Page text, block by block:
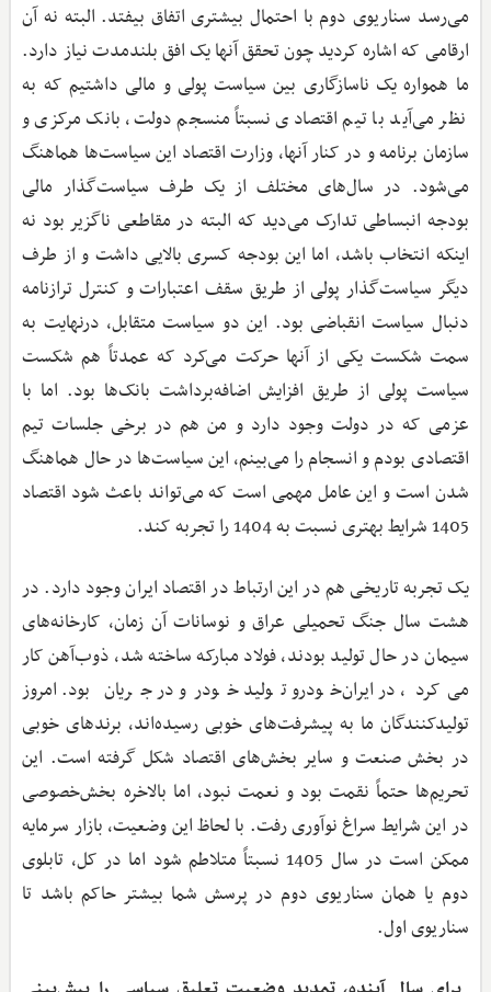
می‌رسد سناریوی دوم با احتمال بیشتری اتفاق بیفتد. البته نه آن
ارقامی که اشاره کردید چون تحقق آنها یک افق بلندمدت نیاز دارد.
ما همواره یک ناسازگاری بین سیاست پولی و مالی داشتیم که به
نظر می‌آید با تیم اقتصادی نسبتاً منسجم دولت، بانک مرکزی و
سازمان برنامه و در کنار آنها، وزارت اقتصاد این سیاست‌ها هماهنگ
می‌شود. در سال‌های مختلف از یک طرف سیاست‌گذار مالی
بودجه انبساطی تدارک می‌دید که البته در مقاطعی ناگزیر بود نه
اینکه انتخاب باشد، اما این بودجه کسری بالایی داشت و از طرف
دیگر سیاست‌گذار پولی از طریق سقف اعتبارات و کنترل ترازنامه
دنبال سیاست انقباضی بود. این دو سیاست متقابل، درنهایت به
سمت شکست یکی از آنها حرکت می‌کرد که عمدتاً هم شکست
سیاست پولی از طریق افزایش اضافه‌برداشت بانک‌ها بود. اما با
عزمی که در دولت وجود دارد و من هم در برخی جلسات تیم
اقتصادی بودم و انسجام را می‌بینم، این سیاست‌ها در حال هماهنگ
شدن است و این عامل مهمی است که می‌تواند باعث شود اقتصاد
1405 شرایط بهتری نسبت به 1404 را تجربه کند.
یک تجربه تاریخی هم در این ارتباط در اقتصاد ایران وجود دارد. در
هشت سال جنگ تحمیلی عراق و نوسانات آن زمان، کارخانه‌های
سیمان در حال تولید بودند، فولاد مبارکه ساخته شد، ذوب‌آهن کار
می‌کرد، در ایران‌خودرو تولید خودرو در جریان بود. امروز
تولیدکنندگان ما به پیشرفت‌های خوبی رسیده‌اند، برندهای خوبی
در بخش صنعت و سایر بخش‌های اقتصاد شکل گرفته است. این
تحریم‌ها حتماً نقمت بود و نعمت نبود، اما بالاخره بخش‌خصوصی
در این شرایط سراغ نوآوری رفت. با لحاظ این وضعیت، بازار سرمایه
ممکن است در سال 1405 نسبتاً متلاطم شود اما در کل، تابلوی
دوم یا همان سناریوی دوم در پرسش شما بیشتر حاکم باشد تا
سناریوی اول.